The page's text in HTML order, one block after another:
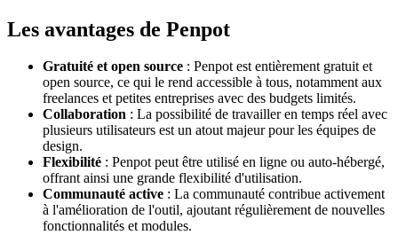
Les avantages de Penpot
Gratuité et open source : Penpot est entièrement gratuit et
open source, ce qui le rend accessible à tous, notamment aux
freelances et petites entreprises avec des budgets limités.
Collaboration : La possibilité de travailler en temps réel avec
plusieurs utilisateurs est un atout majeur pour les équipes de
design.
Flexibilité : Penpot peut être utilisé en ligne ou auto-hébergé,
offrant ainsi une grande flexibilité d'utilisation.
Communauté active : La communauté contribue activement
à l'amélioration de l'outil, ajoutant régulièrement de nouvelles
fonctionnalités et modules.